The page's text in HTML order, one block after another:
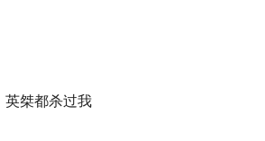
英桀都杀过我